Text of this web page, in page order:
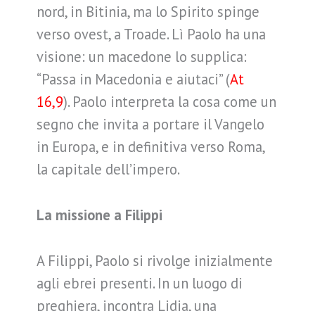
nord, in Bitinia, ma lo Spirito spinge
verso ovest, a Troade. Lì Paolo ha una
visione: un macedone lo supplica:
“Passa in Macedonia e aiutaci” (At
16,9). Paolo interpreta la cosa come un
segno che invita a portare il Vangelo
in Europa, e in definitiva verso Roma,
la capitale dell’impero.
La missione a Filippi
A Filippi, Paolo si rivolge inizialmente
agli ebrei presenti. In un luogo di
preghiera, incontra Lidia, una